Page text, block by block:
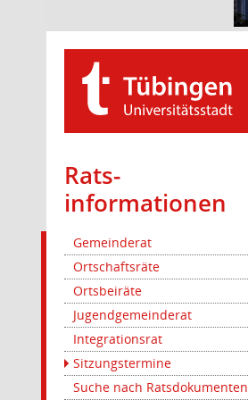
Rats­
informationen
Gemeinderat
Ortschaftsräte
Ortsbeiräte
Jugendgemeinderat
Integrationsrat
Sitzungstermine
Suche nach Ratsdokumenten